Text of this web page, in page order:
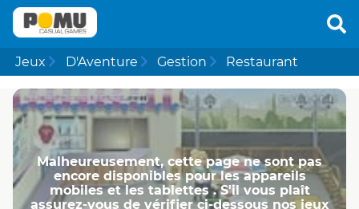
Jeux D'Aventure Gestion Restaurant
Malheureusement, cette page ne ​​sont pas
encore disponibles pour les appareils
mobiles et les tablettes . S'il vous plaît
assurez-vous de vérifier ci-dessous nos jeux